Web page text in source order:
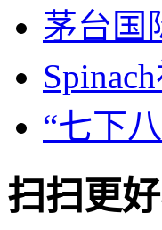
茅台国
“七下
扫扫更